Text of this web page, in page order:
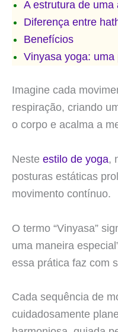
A estrutura de
Diferença entre
Benefícios
Vinyasa yoga:
Imagine cada
respiração, criando
o corpo e acalma a
Neste estilo de yoga,
posturas estáticas
movimento contínuo.
O termo “Vinyasa”
uma maneira
essa prática faz com
Cada sequência de
cuidadosamente